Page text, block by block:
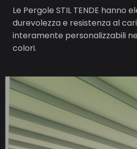
Le Pergole STIL TENDE hanno
durevolezza e resistenza al
interamente personalizzabili
colori.